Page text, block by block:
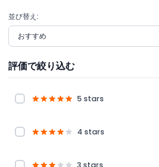
並び替え:
評価で絞り込む
5 stars
4 stars
3 stars